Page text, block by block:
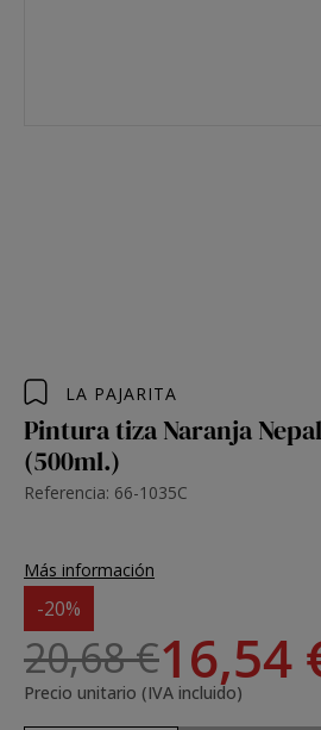
LA PAJARITA
Pintura tiza Naranja
(500ml.)
Referencia: 66-1035C
Más información
-20%
20,68 €16,54
Precio unitario (IVA incluido)